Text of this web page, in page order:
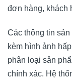
đơn hàng, khách
Các thông tin
kèm hình ảnh
phân loại sản
chính xác. Hệ